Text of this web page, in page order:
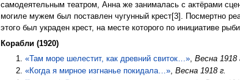
самодеятельным театром, Анна же занималась с актёрами
могиле мужем был поставлен чугунный крест[3]. Посмертно
этого был украден крест, на месте которого по инициативе
Корабли (1920)
«Там море шелестит, как древний свиток…»,Весна 1918
«Когда я мирное изгнанье покидала…»,Весна 1918 г.